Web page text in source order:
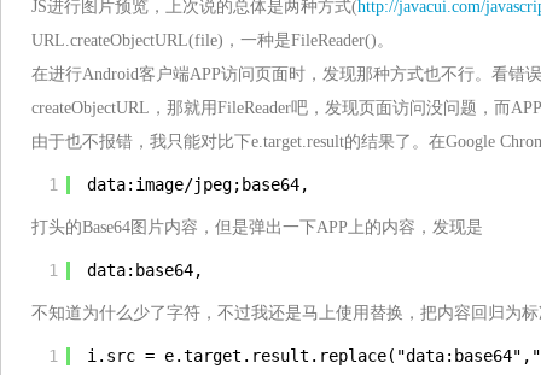
JS进行图片预览，上次说的总体是两种方式(http://javacui.com/
URL.createObjectURL(file)，一种是FileReader()。
在进行Android客户端APP访问页面时，发现那种方式也不行。看错
createObjectURL，那就用FileReader吧，发现页面访问没问题，而
由于也不报错，我只能对比下e.target.result的结果了。在Google
1 data:image/jpeg;base64,
打头的Base64图片内容，但是弹出一下APP上的内容，发现是
1 data:base64,
不知道为什么少了字符，不过我还是马上使用替换，把内容回归为
1 i.src =